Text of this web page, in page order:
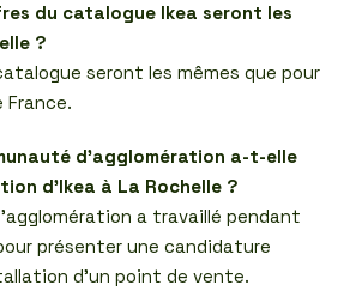
du catalogue Ikea seront les
?
seront les mêmes que pour
France.
d’agglomération a-t-elle
d’Ikea à La Rochelle ?
a travaillé pendant
présenter une candidature
d’un point de vente.